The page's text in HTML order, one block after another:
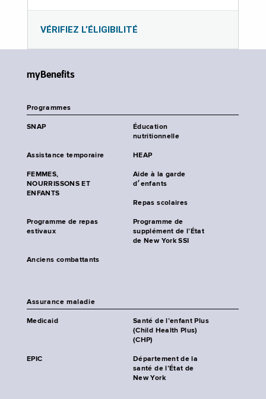
VÉRIFIEZ L’ÉLIGIBILITÉ
myBenefits
Programmes
SNAP
Éducation
nutritionnelle
Assistance temporaire HEAP
FEMMES,
NOURRISSONS ET
ENFANTS
Aide à la garde
d׳enfants
Repas scolaires
Programme de repas
estivaux
Programme de
supplément de l’État
de New York SSI
Anciens combattants
Assurance maladie
Medicaid
Santé de l’enfant Plus
(Child Health Plus)
(CHP)
EPIC
Département de la
santé de l’État de
New York